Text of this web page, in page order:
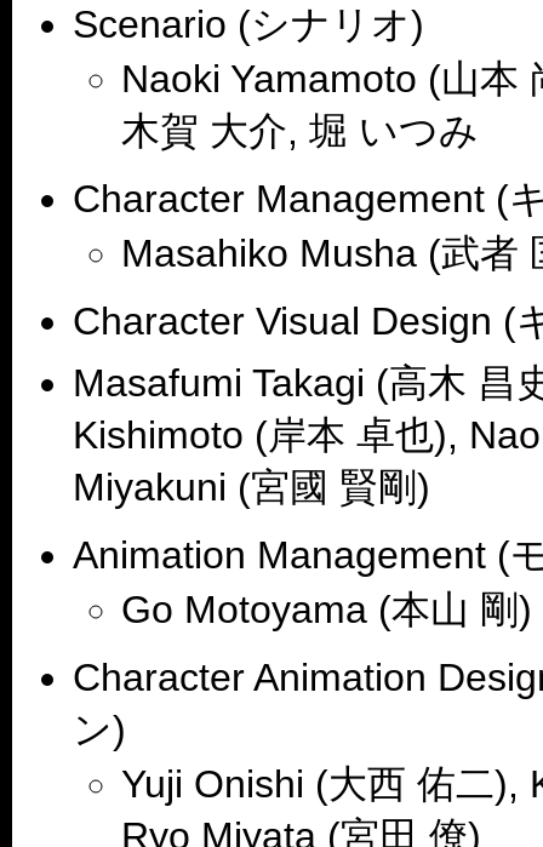
Scenario (シナリオ)
Naoki Yamamoto (山本
木賀 大介, 堀 いつみ
Character Management (
Masahiko Musha (武者
Character Visual Design (
Masafumi Takagi (高木 昌
Kishimoto (岸本 卓也),
Miyakuni (宮國 賢剛)
Animation Management (
Go Motoyama (本山 剛)
Character Animation
ン)
Yuji Onishi (大西 佑二),
Ryo Miyata (宮田 僚)